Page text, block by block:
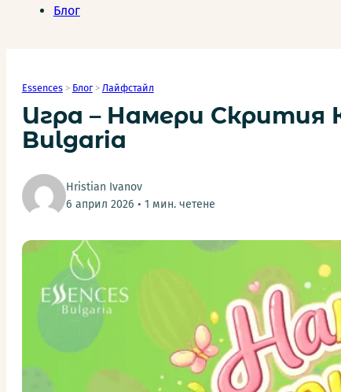
Блог
Essences > Блог > Лайфстайл
Игра – Намери Скрития
Bulgaria
Hristian Ivanov
6 април 2026 • 1 мин. четене